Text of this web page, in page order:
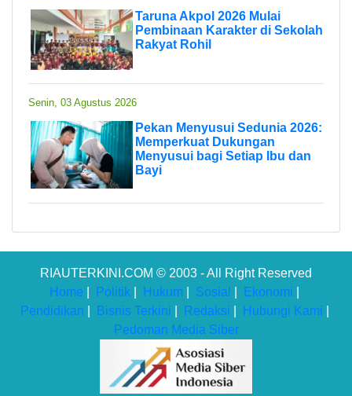
Taruna Akpol 2026 Mulai
Pembinaan Karakter di Sekolah
Rakyat Rohil
Senin, 03 Agustus 2026
Pekan Menyusui Sedunia 2026:
Memperkuat Dukungan
Menyusui bagi Setiap Ibu dan
Bayi
RIAUTERKINI.COM © 2003 - All Right Reserved
Home
Politik Hukum Sosial Ekonomi
Pendidikan
Bisnis Terkini Redaksi Hubungi Kami
Pedoman Media Siber